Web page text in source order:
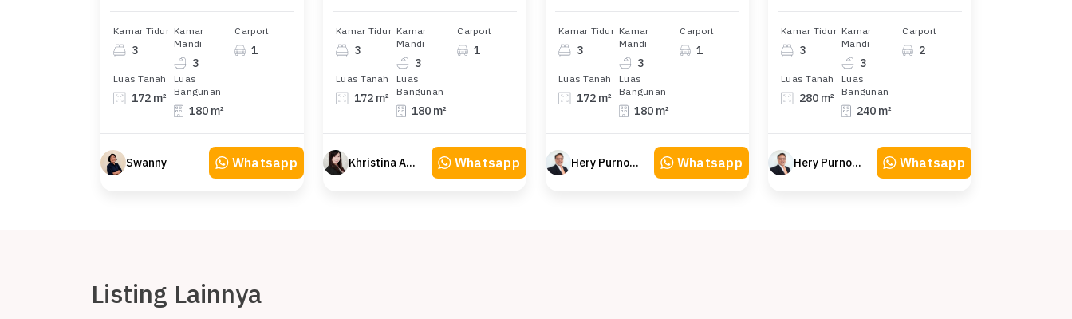
Kamar Tidur
3
Kamar
Mandi
3
Carport
1
Luas Tanah
172 m²
Luas
Bangunan
180 m²
Swanny Whatsapp
Kamar Tidur
3
Kamar
Mandi
3
Carport
1
Luas Tanah
172 m²
Luas
Bangunan
180 m²
Khristina Atmodjo Whatsapp
Kamar Tidur
3
Kamar
Mandi
3
Carport
1
Luas Tanah
172 m²
Luas
Bangunan
180 m²
Hery Purnomo Whatsapp
Kamar Tidur
3
Kamar
Mandi
3
Carport
2
Luas Tanah
280 m²
Luas
Bangunan
240 m²
Hery Purnomo Whatsapp
Listing Lainnya